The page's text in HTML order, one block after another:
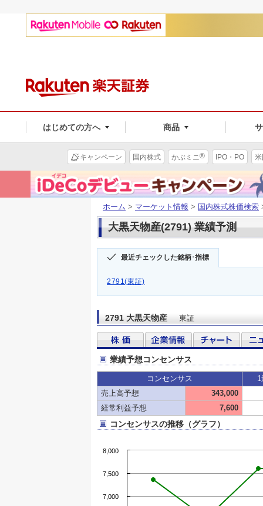
はじめての方へ 商品
キャンペーン 国内株式 かぶミニ® IPO・PO
ホーム > マーケット情報 > 国内株式株価検索
大黒天物産(2791) 業績予測
最近チェックした銘柄･指標
2791(東証)
2791 大黒天物産 東証